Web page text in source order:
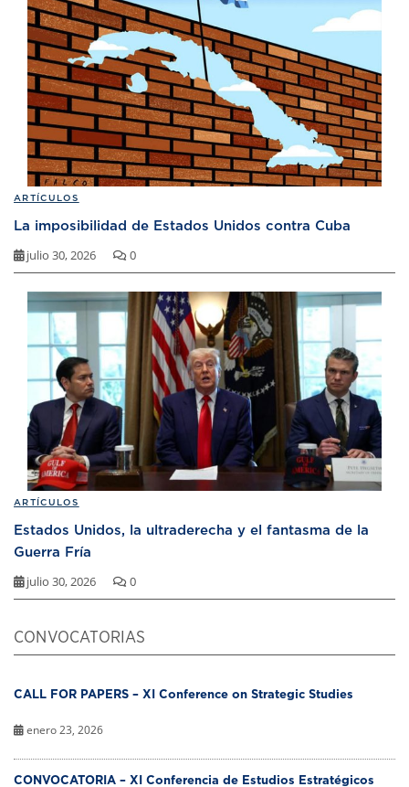
ARTÍCULOS
La imposibilidad de Estados Unidos contra Cuba
julio 30, 2026 0
ARTÍCULOS
Estados Unidos, la ultraderecha y el fantasma de la
Guerra Fría
julio 30, 2026 0
CONVOCATORIAS
CALL FOR PAPERS – XI Conference on Strategic Studies
enero 23, 2026
CONVOCATORIA – XI Conferencia de Estudios Estratégicos